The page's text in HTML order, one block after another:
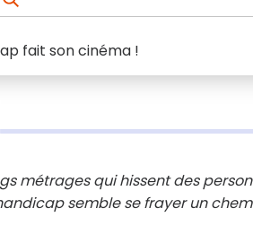
fait son cinéma !
métrages qui hissent des
semble se frayer un